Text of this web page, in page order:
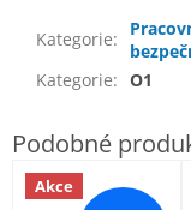
Kategorie:
Kategorie: O1
Akce